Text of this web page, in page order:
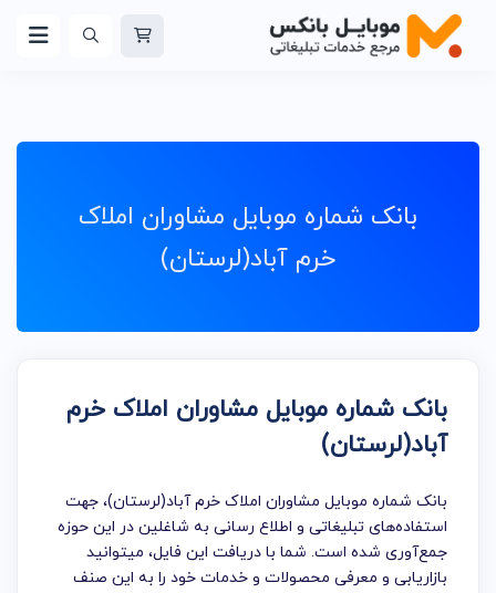
بانک شماره موبایل مشاوران املاک
خرم آباد(لرستان)
بانک شماره موبایل مشاوران املاک خرم
آباد(لرستان)
بانک شماره موبایل مشاوران املاک خرم آباد(لرستان)، جهت
استفاده‌های تبلیغاتی و اطلاع رسانی به شاغلین در این حوزه
جمع‌آوری شده است. شما با دریافت این فایل، میتوانید
بازاریابی و معرفی محصولات و خدمات خود را به این صنف